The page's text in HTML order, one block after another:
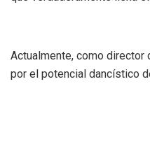
Actualmente, como director
por el potencial dancístico